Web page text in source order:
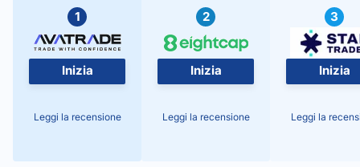
1
Inizia
Leggi la recensione
2
Inizia
Leggi la recensione
3
Inizia
Leggi la